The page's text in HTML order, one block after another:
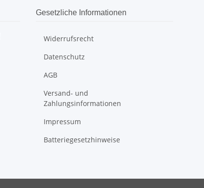
Gesetzliche Informationen
Widerrufsrecht
Datenschutz
AGB
Versand- und
Zahlungsinformationen
Impressum
Batteriegesetzhinweise